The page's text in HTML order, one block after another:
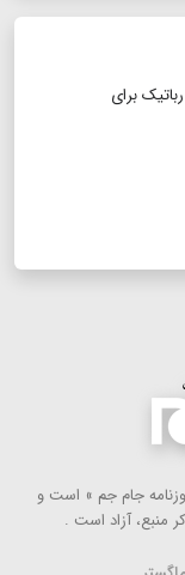
برای
جام جم » است و
منبع، آزاد است .